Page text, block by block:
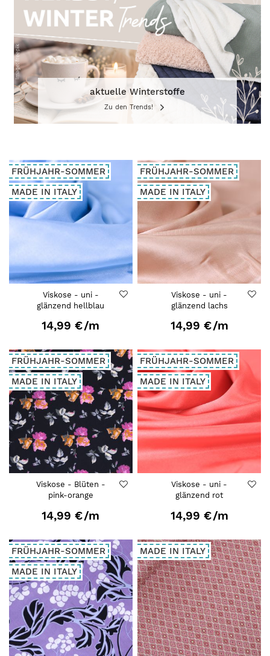
aktuelle Winterstoffe
Zu den Trends!
FRÜHJAHR-SOMMER
MADE IN ITALY
Viskose - uni -
glänzend hellblau
14,99 €/m
FRÜHJAHR-SOMMER
MADE IN ITALY
Viskose - uni -
glänzend lachs
14,99 €/m
FRÜHJAHR-SOMMER
MADE IN ITALY
Viskose - Blüten -
pink-orange
14,99 €/m
FRÜHJAHR-SOMMER
MADE IN ITALY
Viskose - uni -
glänzend rot
14,99 €/m
FRÜHJAHR-SOMMER
MADE IN ITALY
MADE IN ITALY